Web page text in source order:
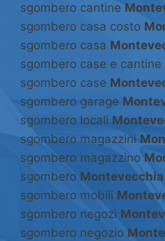
sgombero cantine
sgombero casa costo
sgombero casa
sgombero case e cantine
sgombero case
sgombero garage
sgombero locali
sgombero magazzini
sgombero magazzino
sgombero Montevecchia
sgombero mobili
sgombero negozi
sgombero negozio